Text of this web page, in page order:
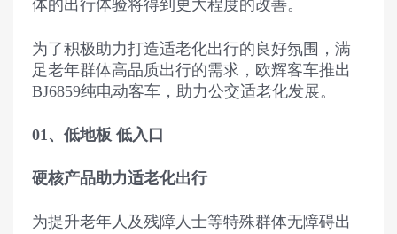
体的出行体验将得到更大程度的改善。
为了积极助力打造适老化出行的良好氛围，满
足老年群体高品质出行的需求，欧辉客车推出
BJ6859纯电动客车，助力公交适老化发展。
01、低地板 低入口
硬核产品助力适老化出行
为提升老年人及残障人士等特殊群体无障碍出